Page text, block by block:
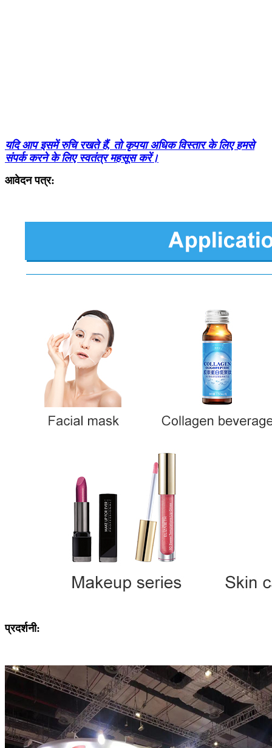
यदि आप इसमें रुचि रखते हैं, तो कृपया अधिक विस्तार के लिए हमसे
संपर्क करने के लिए स्वतंत्र महसूस करें।
आवेदन पत्र:
प्रदर्शनी: